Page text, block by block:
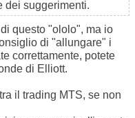
dei suggerimenti.
questo "ololo", ma io
di "allungare" i
correttamente, potete
di Elliott.
il trading MTS, se non